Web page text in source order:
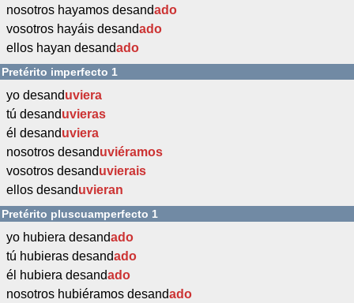
nosotros hayamos desandado
vosotros hayáis desandado
ellos hayan desandado
Pretérito imperfecto 1
yo desanduviera
tú desanduvieras
él desanduviera
nosotros desanduviéramos
vosotros desanduvierais
ellos desanduvieran
Pretérito pluscuamperfecto 1
yo hubiera desandado
tú hubieras desandado
él hubiera desandado
nosotros hubiéramos desandado